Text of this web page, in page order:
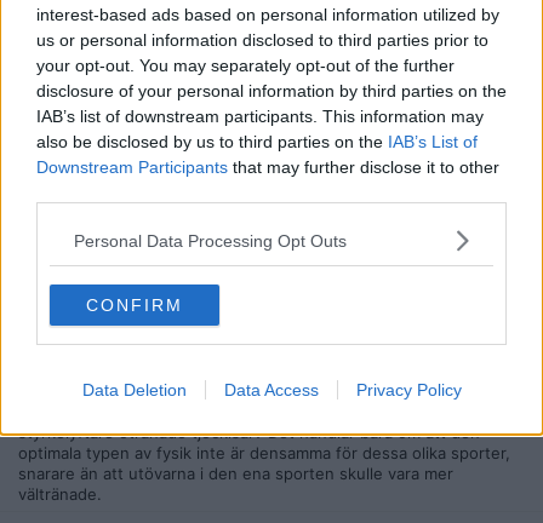
interest-based ads based on personal information utilized by
us or personal information disclosed to third parties prior to
your opt-out. You may separately opt-out of the further
disclosure of your personal information by third parties on the
IAB’s list of downstream participants. This information may
also be disclosed by us to third parties on the IAB’s List of
Downstream Participants that may further disclose it to other
Personal Data Processing Opt Outs
CONFIRM
Data Deletion Data Access Privacy Policy
2017-09-24, 05:45 #
Delvest
Medlem
Reg: Okt 2015
Inlägg: 406
Citat:
Ursprungligen postat avBonhommeDeNeige
Det tror jag inte. Gjorde mer en sammanfattning av NHL-
spelarnas leverne kontra vad som tillåts i fotbollens värld.
andra.
Kolla på Ovechkins sommarform för fan!
https://www.russianmachineneverbreaks.com/2017/07/09/ale
x-ovechkin-sings-boney-ms-rasputin-shirtless-conga-line-p
erforms-synchronized-dance-wedding/
styrkelyftare otränade tjockisar? Det handlar bara om att den
optimala typen av fysik inte är densamma för dessa olika sporter,
snarare än att utövarna i den ena sporten skulle vara mer
vältränade.